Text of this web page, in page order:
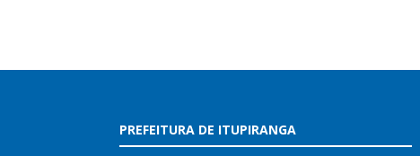
PREFEITURA DE ITUPIRANGA